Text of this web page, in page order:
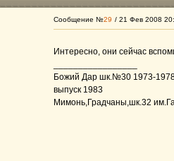
Сообщение №29 / 21 Фев 2008
Интересно, они сейчас
Божий Дар шк.№30 1973-
выпуск 1983
Мимонь,Градчаны,шк.32